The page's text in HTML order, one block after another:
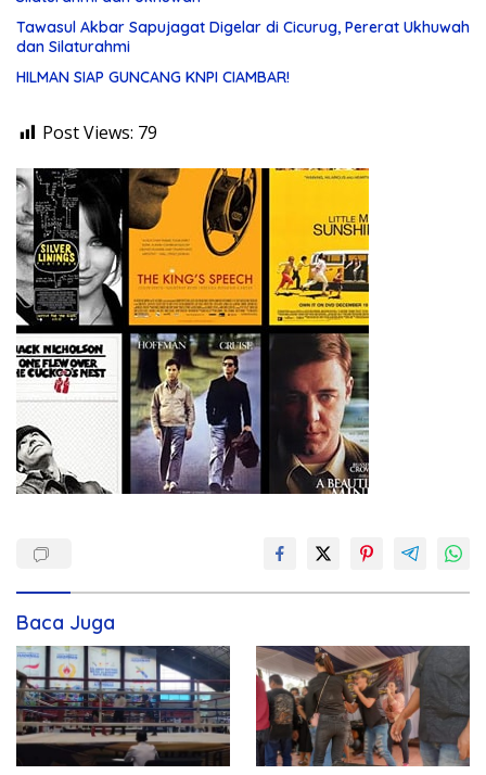
Tawasul Akbar Sapujagat Digelar di Cicurug, Pererat Ukhuwah
dan Silaturahmi
HILMAN SIAP GUNCANG KNPI CIAMBAR!
Post Views: 79
Baca Juga